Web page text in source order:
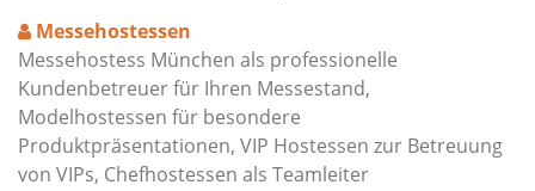
Messehostessen
Messehostess München als professionelle
Kundenbetreuer für Ihren Messestand,
Modelhostessen für besondere
Produktpräsentationen, VIP Hostessen zur Betreuung
von VIPs, Chefhostessen als Teamleiter